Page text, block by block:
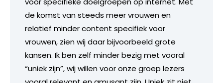
de komst van steeds meer vrouwen en
relatief minder content specifiek voor
vrouwen, zien wij daar bijvoorbeeld grote
kansen. Ik ben zelf minder bezig met vooral
“uniek zijn”, wij willen voor onze groep lezers